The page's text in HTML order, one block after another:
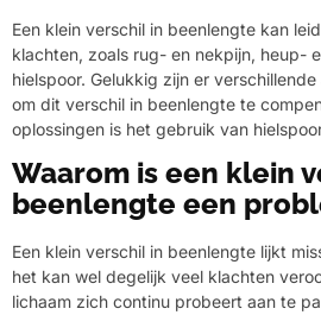
Een klein verschil in beenlengte kan
klachten, zoals rug- en nekpijn, heup-
hielspoor. Gelukkig zijn er
om dit verschil in beenlengte te
oplossingen is het gebruik van
Waarom is een klein
beenlengte een
Een klein verschil in beenlengte lijkt
het kan wel degelijk veel klachten
lichaam zich continu probeert aan te